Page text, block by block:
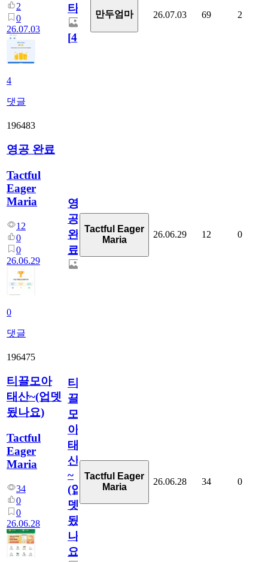
2
0
26.07.03
4
댓글
타
[4]
만두엄마 26.07.03 69 2
196483
영공 완료
Tactful
Eager
Maria
12
0
0
26.06.29
0
댓글
영
공
완
료
Tactful Eager
Maria
26.06.29 12 0
196475
티끌모아
태산~(업뎃
됬나요)
Tactful
Eager
Maria
34
0
0
26.06.28
티
끌
모
아
태
산
~
(업
뎃
됬
나
요)
Tactful Eager
Maria
26.06.28 34 0